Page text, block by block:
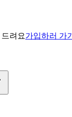
드려요가입하러 가기